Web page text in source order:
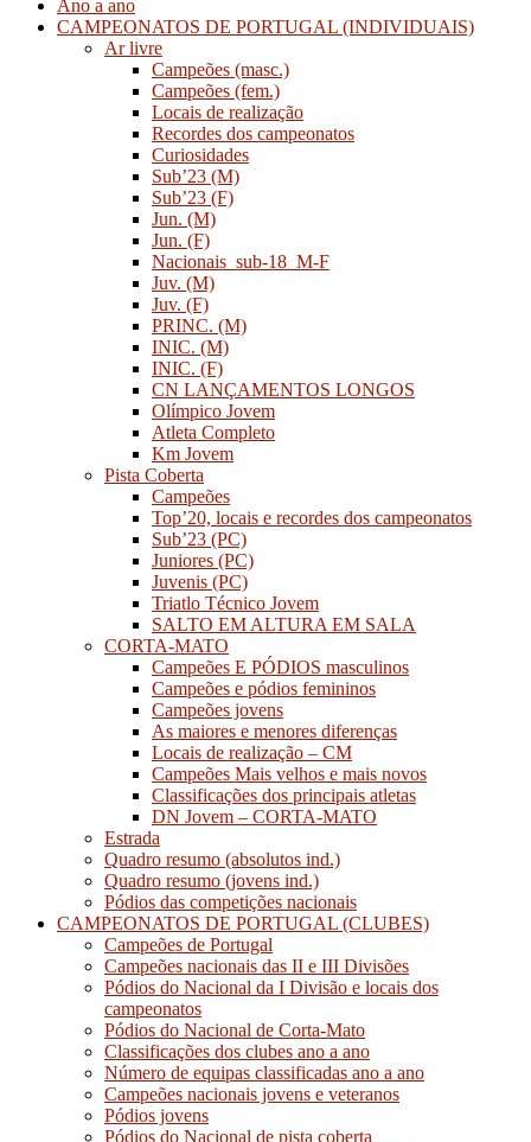
Ano a ano
CAMPEONATOS DE PORTUGAL (INDIVIDUAIS)
Ar livre
Campeões (masc.)
Campeões (fem.)
Locais de realização
Recordes dos campeonatos
Curiosidades
Sub’23 (M)
Sub’23 (F)
Jun. (M)
Jun. (F)
Nacionais_sub-18_M-F
Juv. (M)
Juv. (F)
PRINC. (M)
INIC. (M)
INIC. (F)
CN LANÇAMENTOS LONGOS
Olímpico Jovem
Atleta Completo
Km Jovem
Pista Coberta
Campeões
Top’20, locais e recordes dos campeonatos
Sub’23 (PC)
Juniores (PC)
Juvenis (PC)
Triatlo Técnico Jovem
SALTO EM ALTURA EM SALA
CORTA-MATO
Campeões E PÓDIOS masculinos
Campeões e pódios femininos
Campeões jovens
As maiores e menores diferenças
Locais de realização – CM
Campeões Mais velhos e mais novos
Classificações dos principais atletas
DN Jovem – CORTA-MATO
Estrada
Quadro resumo (absolutos ind.)
Quadro resumo (jovens ind.)
Pódios das competições nacionais
CAMPEONATOS DE PORTUGAL (CLUBES)
Campeões de Portugal
Campeões nacionais das II e III Divisões
Pódios do Nacional da I Divisão e locais dos
campeonatos
Pódios do Nacional de Corta-Mato
Classificações dos clubes ano a ano
Número de equipas classificadas ano a ano
Campeões nacionais jovens e veteranos
Pódios jovens
Pódios do Nacional de pista coberta